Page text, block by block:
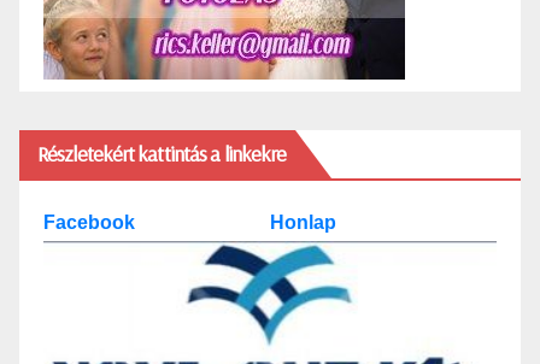
Részletekért kattintás a linkekre
Facebook Honlap